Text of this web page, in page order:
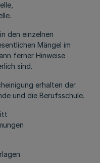
den einzelnen
Mängel im
ferner Hinweise
sind.
erhalten der
und die Berufsschule.